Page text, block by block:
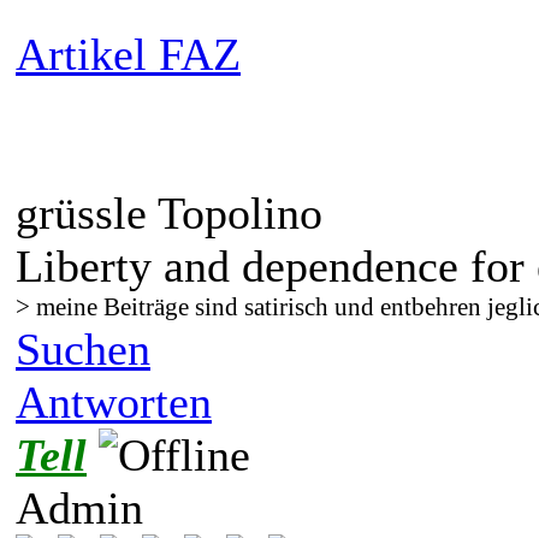
Artikel FAZ
grüssle Topolino
Liberty and dependence for
> meine Beiträge sind satirisch und entbehren
Suchen
Antworten
Tell
Admin